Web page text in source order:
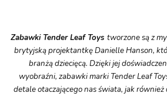
Zabawki Tender Leaf Toys tworzone są z
brytyjską projektantkę Danielle Hanson,
branżą dziecięcą. Dzięki jej
wyobraźni, zabawki marki Tender Leaf
detale otaczającego nas świata, jak